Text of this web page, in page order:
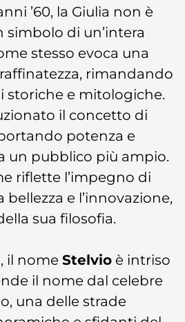
’60, la Giulia non è
simbolo di un’intera
stesso evoca una
rimandando
storiche e mitologiche.
il concetto di
potenza e
un pubblico più ampio.
riflette l’impegno di
e l’innovazione,
sua filosofia.
il nome Stelvio è intriso
il nome dal celebre
una delle strade